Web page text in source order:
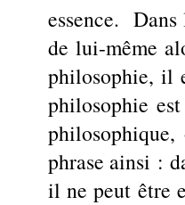
essence.
de lui-même
philosophie, il
philosophie
phrase ainsi :
il ne peut être